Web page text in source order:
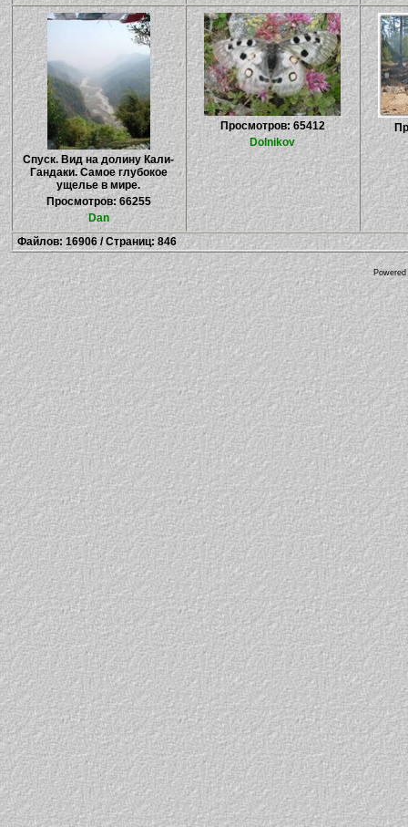
Спуск. Вид на долину Кали-
Гандаки. Самое глубокое
ущелье в мире.
Просмотров: 66255
Dan
Просмотров: 65412
Dolnikov
Файлов: 16906 / Страниц: 846